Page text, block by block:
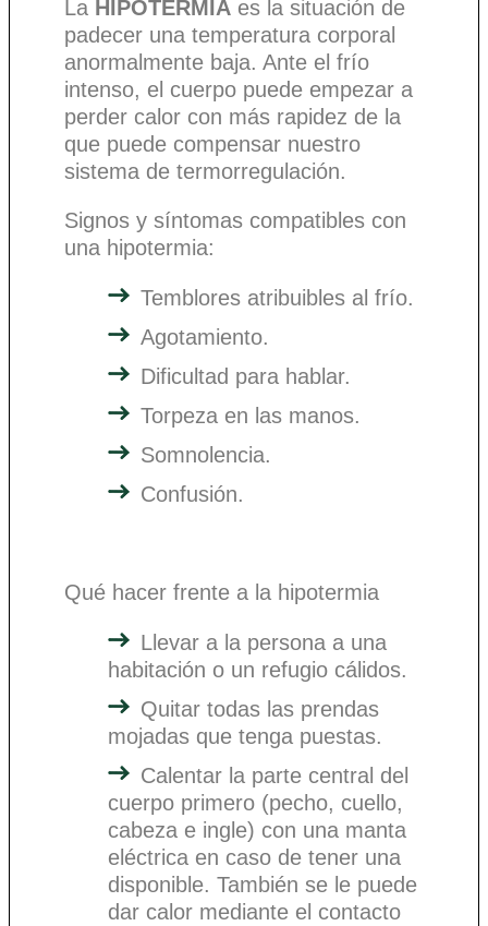
La HIPOTERMIA es la situación de
padecer una temperatura corporal
anormalmente baja. Ante el frío
intenso, el cuerpo puede empezar a
perder calor con más rapidez de la
que puede compensar nuestro
sistema de termorregulación.
Signos y síntomas compatibles con
una hipotermia:
Temblores atribuibles al frío.
Agotamiento.
Dificultad para hablar.
Torpeza en las manos.
Somnolencia.
Confusión.
Qué hacer frente a la hipotermia
Llevar a la persona a una
habitación o un refugio cálidos.
Quitar todas las prendas
mojadas que tenga puestas.
Calentar la parte central del
cuerpo primero (pecho, cuello,
cabeza e ingle) con una manta
eléctrica en caso de tener una
disponible. También se le puede
dar calor mediante el contacto